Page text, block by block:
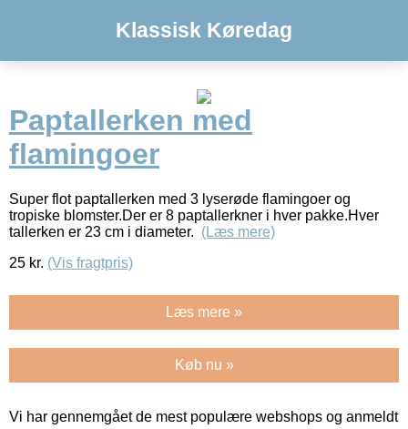
Klassisk Køredag
Paptallerken med
flamingoer
Super flot paptallerken med 3 lyserøde flamingoer og
tropiske blomster.Der er 8 paptallerkner i hver pakke.Hver
tallerken er 23 cm i diameter. (Læs mere)
25 kr. (Vis fragtpris)
Læs mere »
Køb nu »
Vi har gennemgået de mest populære webshops og anmeldt